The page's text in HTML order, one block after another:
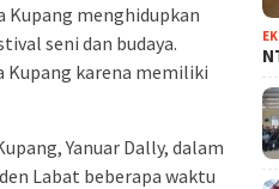
menghidupkan
seni dan budaya.
Kupang karena memiliki
Yanuar Dally, dalam
Labat beberapa waktu